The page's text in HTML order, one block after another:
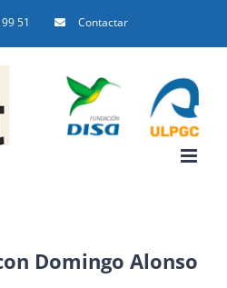
51 Contactar
Domingo Alonso